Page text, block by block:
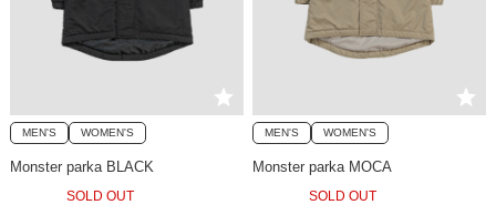
MEN'S WOMEN'S
Monster parka BLACK
SOLD OUT
MEN'S WOMEN'S
Monster parka MOCA
SOLD OUT